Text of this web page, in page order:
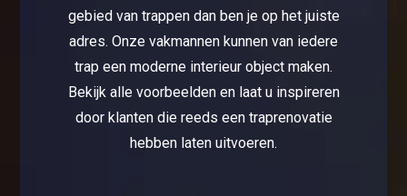
gebied van trappen dan ben je op het juiste
adres. Onze vakmannen kunnen van iedere
trap een moderne interieur object maken.
Bekijk alle voorbeelden en laat u inspireren
door klanten die reeds een traprenovatie
hebben laten uitvoeren.